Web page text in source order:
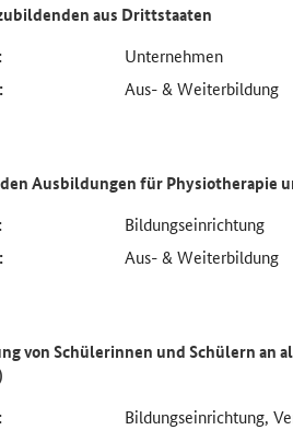
aus Drittstaaten
Unternehmen
Aus- & Weiterbildung
Ausbildungen für Physiotherapie
Bildungseinrichtung
Aus- & Weiterbildung
von Schülerinnen und Schülern an
Bildungseinrichtung,